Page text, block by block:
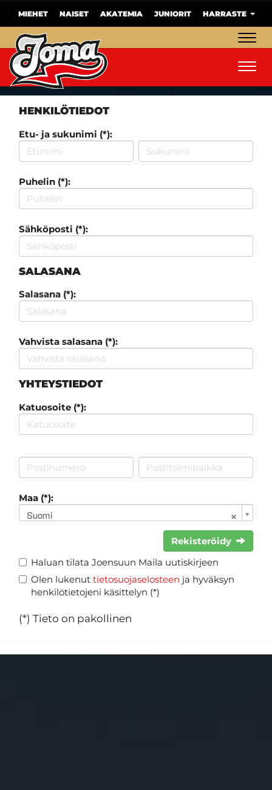
MIEHET NAISET AKATEMIA JUNIORIT HARRASTE
HENKILÖTIEDOT
Etu- ja sukunimi (*):
Puhelin (*):
Sähköposti (*):
SALASANA
Salasana (*):
Vahvista salasana (*):
YHTEYSTIEDOT
Katuosoite (*):
Maa (*):
Suomi
Rekisteröidy
Haluan tilata Joensuun Maila uutiskirjeen
Olen lukenut tietosuojaselosteen ja hyväksyn
henkilötietojeni käsittelyn (*)
(*) Tieto on pakollinen